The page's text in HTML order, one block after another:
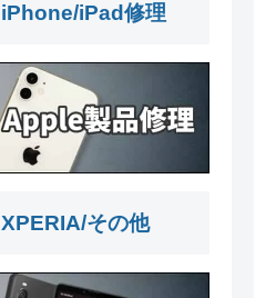
iPhone/iPad修理
XPERIA/その他